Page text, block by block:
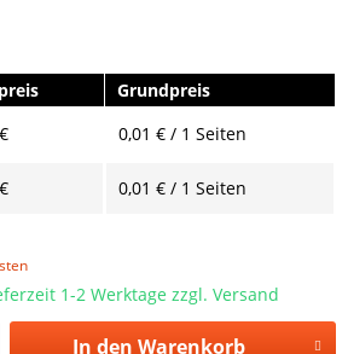
Grundpreis
0,01 € / 1 Seiten
0,01 € / 1 Seiten
1-2 Werktage zzgl. Versand
In den Warenkorb